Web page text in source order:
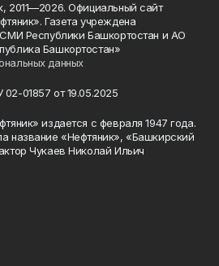
2011—2026. Официальный сайт
Газета учреждена
Республики Башкортостан и АО
Башкортостан»
данных
01857 от 19.05.2025
издается с февраля 1947 года.
название «Нефтяник», «Башкирский
Чукаев Николай Ильич